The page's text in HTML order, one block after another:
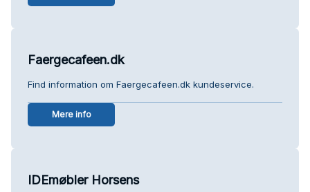
Faergecafeen.dk
Find information om Faergecafeen.dk kundeservice.
Mere info
IDEmøbler Horsens